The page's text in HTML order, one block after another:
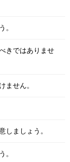
。
きではありませ
ません。
しましょう。
。